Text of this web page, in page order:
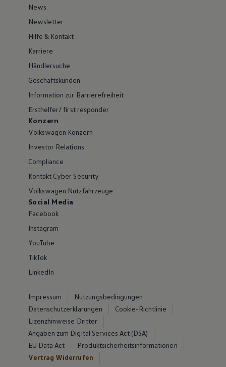
News
Newsletter
Hilfe & Kontakt
Karriere
Händlersuche
Geschäftskunden
Information zur Barrierefreiheit
Ersthelfer/ first responder
Konzern
Volkswagen Konzern
Investor Relations
Compliance
Kontakt Cyber Security
Volkswagen Nutzfahrzeuge
Social Media
Facebook
Instagram
YouTube
TikTok
LinkedIn
Impressum
Nutzungsbedingungen
Datenschutzerklärungen
Cookie-Richtlinie
Lizenzhinweise Dritter
Angaben zum Digital Services Act (DSA)
EU Data Act
Produktsicherheitsinformationen
Vertrag Widerrufen